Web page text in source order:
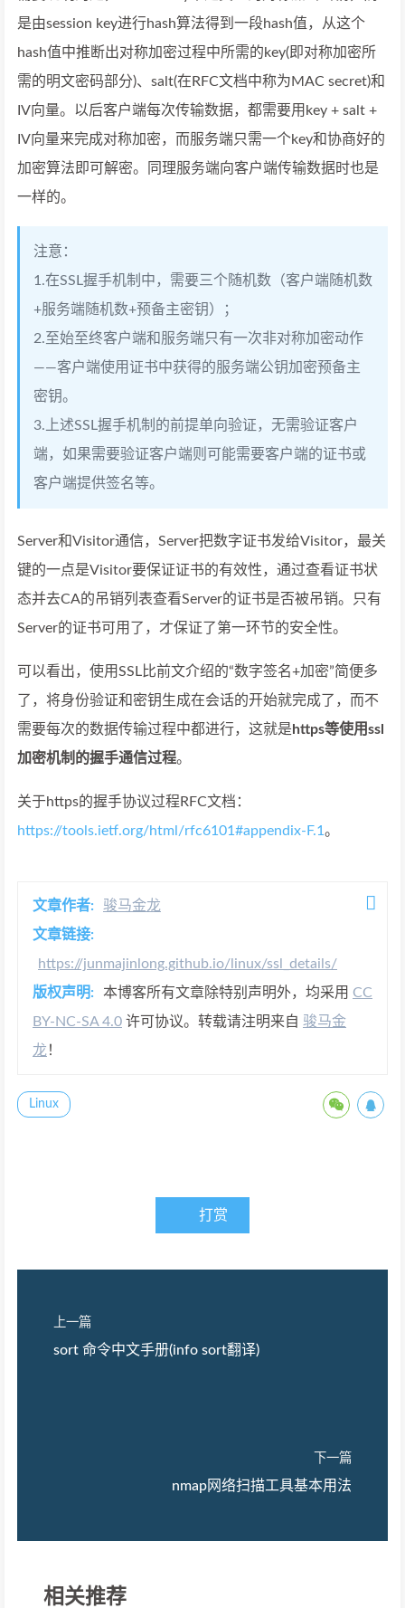
是由session key进行hash算法得到一段hash值，从这个
hash值中推断出对称加密过程中所需的key(即对称加密所
需的明文密码部分)、salt(在RFC文档中称为MAC secret)和
IV向量。以后客户端每次传输数据，都需要用key + salt +
IV向量来完成对称加密，而服务端只需一个key和协商好的
加密算法即可解密。同理服务端向客户端传输数据时也是
一样的。
注意：
1.在SSL握手机制中，需要三个随机数（客户端随机数
+服务端随机数+预备主密钥）；
2.至始至终客户端和服务端只有一次非对称加密动作
——客户端使用证书中获得的服务端公钥加密预备主
密钥。
3.上述SSL握手机制的前提单向验证，无需验证客户
端，如果需要验证客户端则可能需要客户端的证书或
客户端提供签名等。
Server和Visitor通信，Server把数字证书发给Visitor，最关
键的一点是Visitor要保证证书的有效性，通过查看证书状
态并去CA的吊销列表查看Server的证书是否被吊销。只有
Server的证书可用了，才保证了第一环节的安全性。
可以看出，使用SSL比前文介绍的“数字签名+加密”简便多
了，将身份验证和密钥生成在会话的开始就完成了，而不
需要每次的数据传输过程中都进行，这就是 https等使用ssl
加密机制的握手通信过程。
关于https的握手协议过程RFC文档：
https://tools.ietf.org/html/rfc6101#appendix-F.1 。
文章作者:
骏马金龙
文章链接:
https://junmajinlong.github.io/linux/ssl_details/
版权声明:
本博客所有文章除特别声明外，均采用 CC
BY-NC-SA 4.0 许可协议。转载请注明来自 骏马金
龙 ！
Linux
打赏
上一篇
sort 命令中文手册(info sort翻译)
下一篇
nmap网络扫描工具基本用法
相关推荐